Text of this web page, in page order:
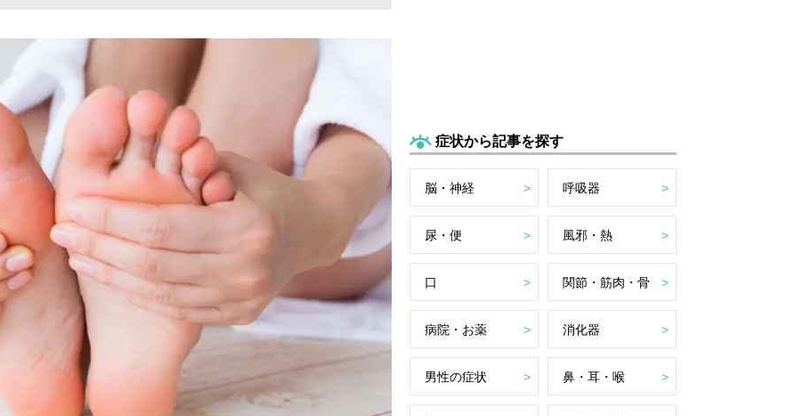
症状から記事を探す
脳・神経 呼吸器
尿・便 風邪・熱
口 関節・筋肉・骨
病院・お薬 消化器
男性の症状 鼻・耳・喉